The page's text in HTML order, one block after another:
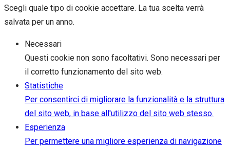
Scegli quale tipo di cookie accettare. La tua scelta verrà
salvata per un anno.
Necessari
Questi cookie non sono facoltativi. Sono necessari per
il corretto funzionamento del sito web.
Statistiche
Per consentirci di migliorare la funzionalità e la struttura
del sito web, in base all'utilizzo del sito web stesso.
Esperienza
Per permettere una migliore esperienza di navigazione